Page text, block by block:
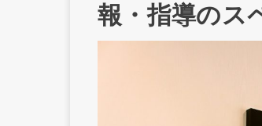
報・指導のス